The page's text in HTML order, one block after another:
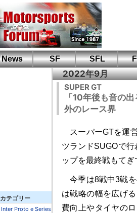
News SF SFL
カテゴリー
Inter Proto e Series
2022年9月
SUPER GT
「10年後も音の
外のレース界
スーパーGTを運
ツランドSUGOで
ップを最終戦もてぎ
今季は8戦中3戦を
は戦略の幅を広げ
費向上やタイヤの